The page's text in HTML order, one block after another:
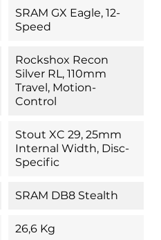
SRAM GX Eagle, 12-
Speed
Rockshox Recon
Silver RL, 110mm
Travel, Motion-
Control
Stout XC 29, 25mm
Internal Width, Disc-
Specific
SRAM DB8 Stealth
26,6 Kg